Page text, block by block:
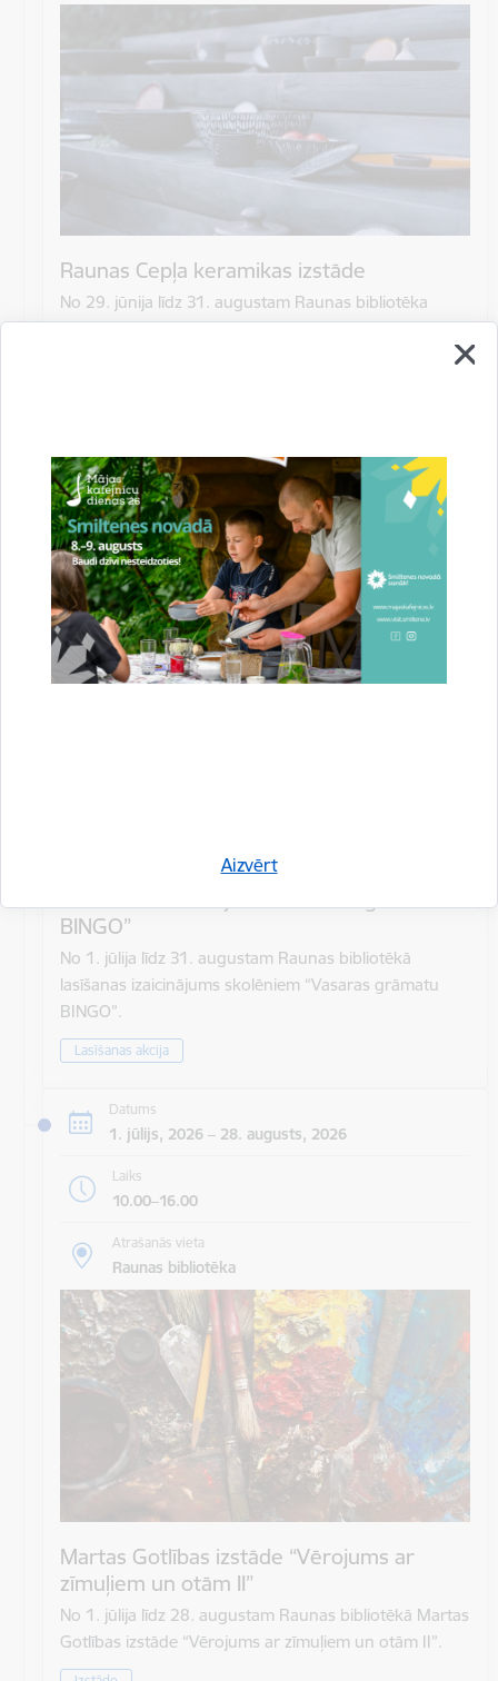
Aizvērt
Raunas Cepļa keramikas izstāde
No 29. jūnija līdz 31. augustam Raunas bibliotēka
aicina apmeklēt izstādi, kurā apskatāmi ilggadējo
1. jūlijs, 2026 – 31. augusts, 2026
Laiks
10.00–16.00
Atrašanās vieta
Raunas bibliotēka
BINGO”
No 1. jūlija līdz 31. augustam Raunas bibliotēkā
lasīšanas izaicinājums skolēniem “Vasaras grāmatu
BINGO”.
Lasīšanas akcija
Datums
1. jūlijs, 2026 – 28. augusts, 2026
Laiks
10.00–16.00
Atrašanās vieta
Raunas bibliotēka
Martas Gotlības izstāde “Vērojums ar
zīmuļiem un otām II”
No 1. jūlija līdz 28. augustam Raunas bibliotēkā Martas
Gotlības izstāde “Vērojums ar zīmuļiem un otām II”.